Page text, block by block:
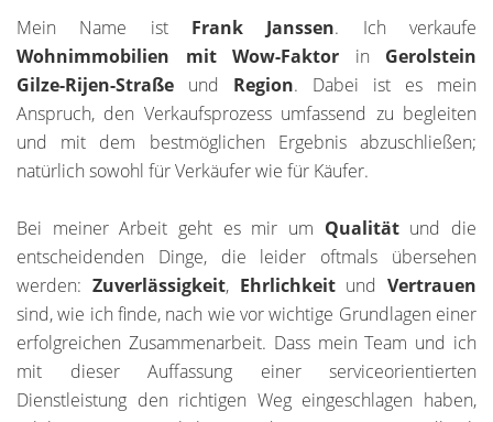
Mein Name ist Frank Janssen. Ich verkaufe
Wohnimmobilien mit Wow-Faktor in Gerolstein
Gilze-Rijen-Straße und Region. Dabei ist es mein
Anspruch, den Verkaufsprozess umfassend zu begleiten
und mit dem bestmöglichen Ergebnis abzuschließen;
natürlich sowohl für Verkäufer wie für Käufer.
Bei meiner Arbeit geht es mir um Qualität und die
entscheidenden Dinge, die leider oftmals übersehen
werden: Zuverlässigkeit, Ehrlichkeit und Vertrauen
sind, wie ich finde, nach wie vor wichtige Grundlagen einer
erfolgreichen Zusammenarbeit. Dass mein Team und ich
mit dieser Auffassung einer serviceorientierten
Dienstleistung den richtigen Weg eingeschlagen haben,